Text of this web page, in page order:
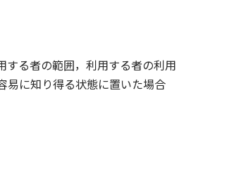
する者の範囲，利用する者の利用
易に知り得る状態に置いた場合